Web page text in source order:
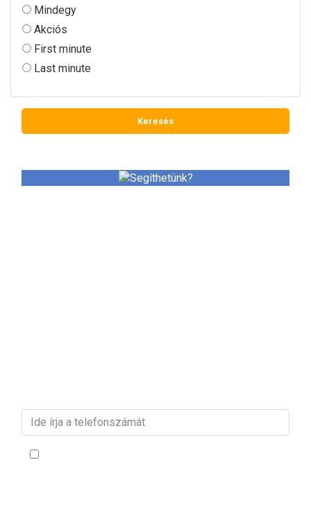
Mindegy
Akciós
First minute
Last minute